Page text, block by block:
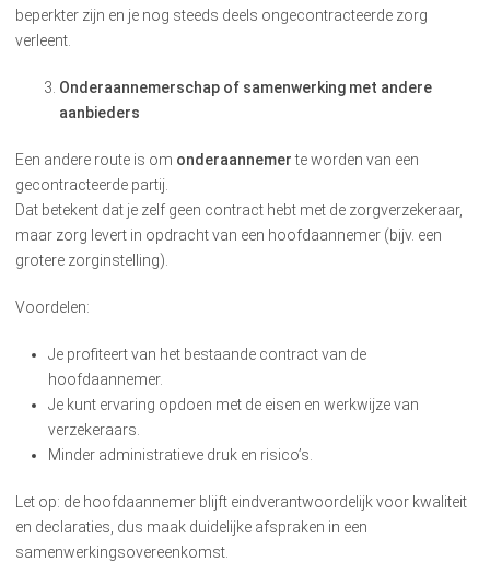
beperkter zijn en je nog steeds deels ongecontracteerde zorg
verleent.
Onderaannemerschap of samenwerking met andere
aanbieders
Een andere route is om onderaannemerte worden van een
gecontracteerde partij.
Dat betekent dat je zelf geen contract hebt met de zorgverzekeraar,
maar zorg levert in opdracht van een hoofdaannemer (bijv. een
grotere zorginstelling).
Voordelen:
Je profiteert van het bestaande contract van de
hoofdaannemer.
Je kunt ervaring opdoen met de eisen en werkwijze van
verzekeraars.
Minder administratieve druk en risico’s.
Let op: de hoofdaannemer blijft eindverantwoordelijk voor kwaliteit
en declaraties, dus maak duidelijke afspraken in een
samenwerkingsovereenkomst.